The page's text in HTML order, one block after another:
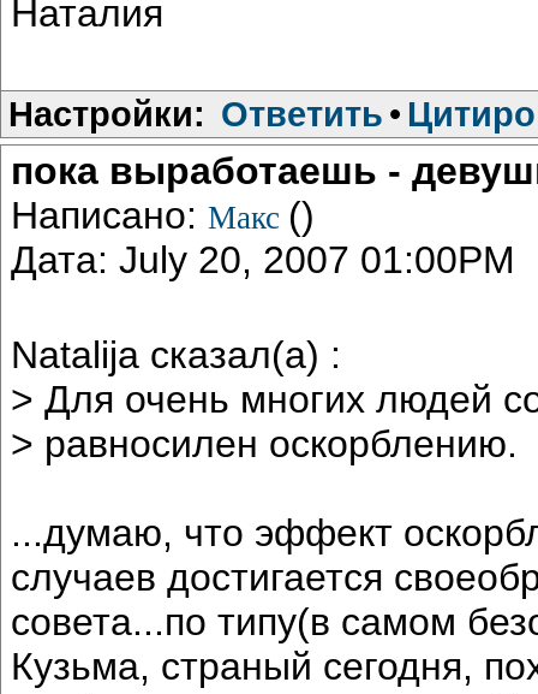
Наталия
Настройки: Ответить •
пока выработаешь -
Написано: Макс ()
Дата: July 20, 2007 01:00PM
Natalija сказал(а) :
> Для очень многих людей
> равносилен оскорблению.
...думаю, что эффект
случаев достигается
совета...по типу(в самом
Кузьма, страный сегодня,